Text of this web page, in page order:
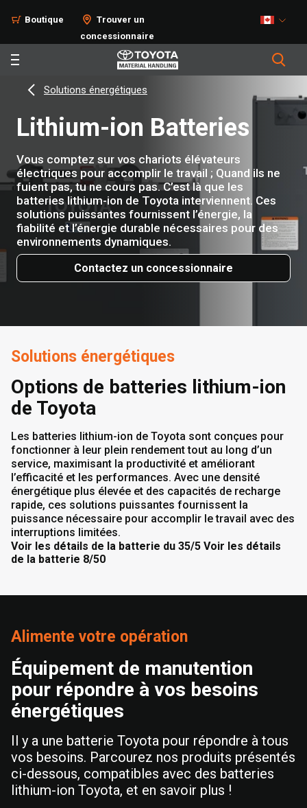
Boutique
Trouver un
concessionnaire
Solutions énergétiques
Lithium-ion Batteries
Vous comptez sur vos chariots élévateurs
électriques pour accomplir le travail ; Quand ils ne
fuient pas, tu ne cours pas. C’est là que les
batteries lithium-ion de Toyota interviennent. Ces
solutions puissantes fournissent l’énergie, la
fiabilité et l’énergie durable nécessaires pour des
environnements dynamiques.
Contactez un concessionnaire
Solutions énergétiques
Options de batteries lithium-ion
de Toyota
Les batteries lithium-ion de Toyota sont conçues pour
fonctionner à leur plein rendement tout au long d’un
service, maximisant la productivité et améliorant
l’efficacité et les performances. Avec une densité
énergétique plus élevée et des capacités de recharge
rapide, ces solutions puissantes fournissent la
puissance nécessaire pour accomplir le travail avec des
interruptions limitées.
Voir les détails de la batterie du 35/5 Voir les détails
de la batterie 8/50
Alimente votre opération
Équipement de manutention
pour répondre à vos besoins
énergétiques
Il y a une batterie Toyota pour répondre à tous
vos besoins. Parcourez nos produits présentés
ci-dessous, compatibles avec des batteries
lithium-ion Toyota, et en savoir plus !